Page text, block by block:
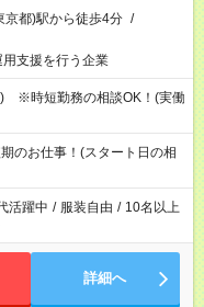
京都)駅から徒歩4分 /
支援を行う企業
※時短勤務の相談OK！(実働
のお仕事！(スタート日の相
活躍中 / 服装自由 / 10名以上
詳細へ